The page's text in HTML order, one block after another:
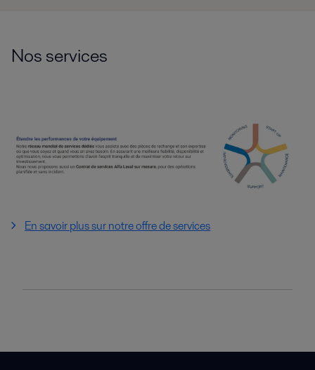
Nos services
En savoir plus sur notre offre de services